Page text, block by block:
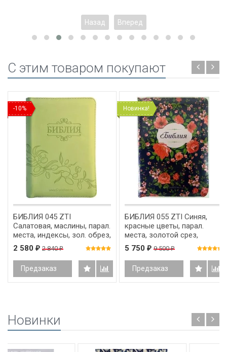
Назад Вперед
C этим товаром покупают
-10%
БИБЛИЯ 045 ZTI
Салатовая, маслины, парал.
места, индексы, зол. обрез,
на молнии /130x185/
2 580 ₽ 2 840₽
Предзаказ
Новинка!
БИБЛИЯ 055 ZTI Синяя,
красные цветы, парал.
места, золотой срез,
индексы, словарь
/145x205/
5 750 ₽ 9 500₽
Предзаказ
Новинки